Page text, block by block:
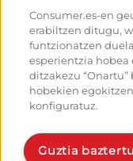
Donejakue bidea
Aterpetxeak
Monumentuak
Foroa
Donejakue bideko
Ostalariak:
Eman alta zure aterpeari
Consumer.es-en
erabiltzen ditugu,
funtzionatzen
esperientzia hobea
ditzakezu
hobekien
konfiguratuz.
Guztia baztertu